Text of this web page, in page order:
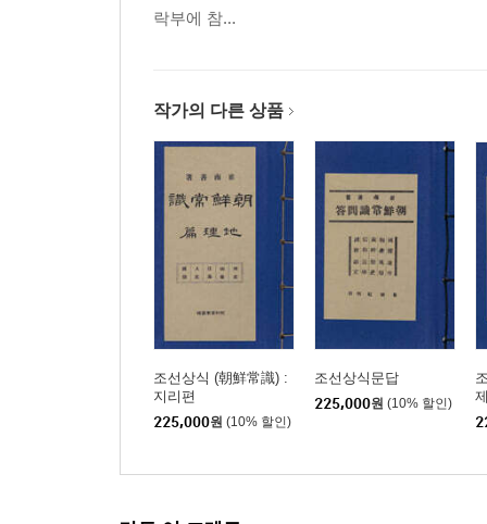
락부에 참...
작가의 다른 상품
조선상식 (朝鮮常識) :
지리편
225,000원 (10% 할인)
조선상식문답
225,000원 (10% 할인)